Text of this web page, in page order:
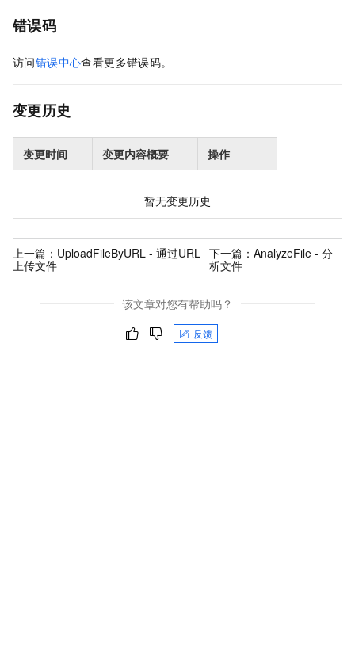
错误码
访问错误中心查看更多错误码。
变更历史
变更时间 变更内容概要 操作
暂无变更历史
上一篇： UploadFileByURL - 通过URL
上传文件
下一篇：AnalyzeFile - 分
析文件
该文章对您有帮助吗？
反馈